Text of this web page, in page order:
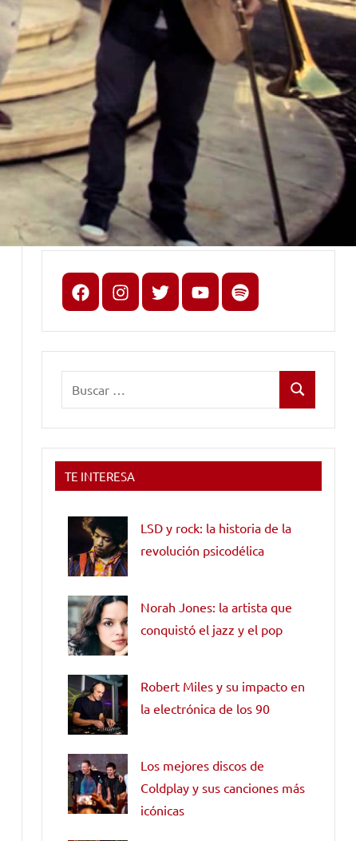
FacebookInstagram
X youtubespotify
Buscar
TE INTERESA
LSD y rock: la historia de la
revolución psicodélica
Norah Jones: la artista que
conquistó el jazz y el pop
Robert Miles y su impacto en
la electrónica de los 90
Los mejores discos de
Coldplay y sus canciones más
icónicas